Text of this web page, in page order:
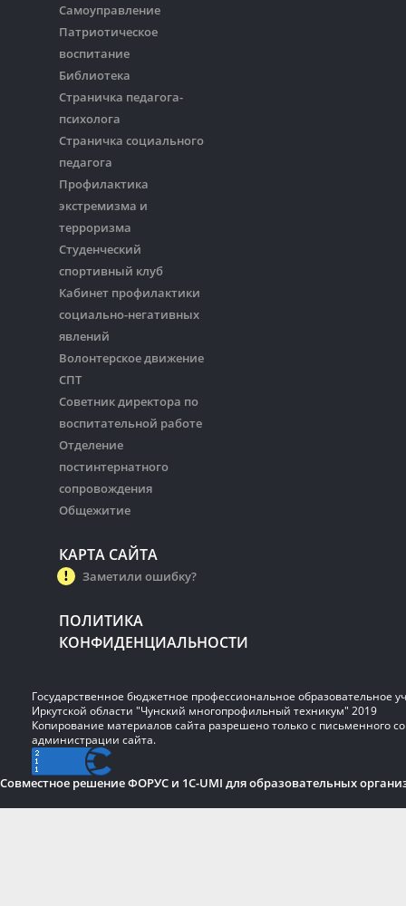
Самоуправление
Патриотическое
воспитание
Библиотека
Страничка педагога-
психолога
Страничка социального
педагога
Профилактика
экстремизма и
терроризма
Студенческий
спортивный клуб
Кабинет профилактики
социально-негативных
явлений
Волонтерское движение
СПТ
Советник директора по
воспитательной работе
Отделение
постинтернатного
сопровождения
Общежитие
КАРТА САЙТА
Заметили ошибку?
ПОЛИТИКА
КОНФИДЕНЦИАЛЬНОСТИ
Государственное бюджетное профессиональное образовательное
Иркутской области "Чунский многопрофильный техникум" 2019
Копирование материалов сайта разрешено только с письменного
администрации сайта.
Совместное решение ФОРУС и 1C-UMI для образовательных